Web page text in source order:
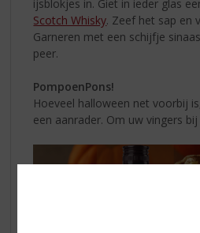
ijsblokjes in. Giet in ieder glas
Scotch Whisky. Zeef het sap en
Garneren met een schijfje
peer.
PompoenPons!
Hoeveel halloween net voorbij
een aanrader. Om uw vingers